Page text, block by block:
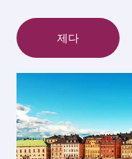
제다